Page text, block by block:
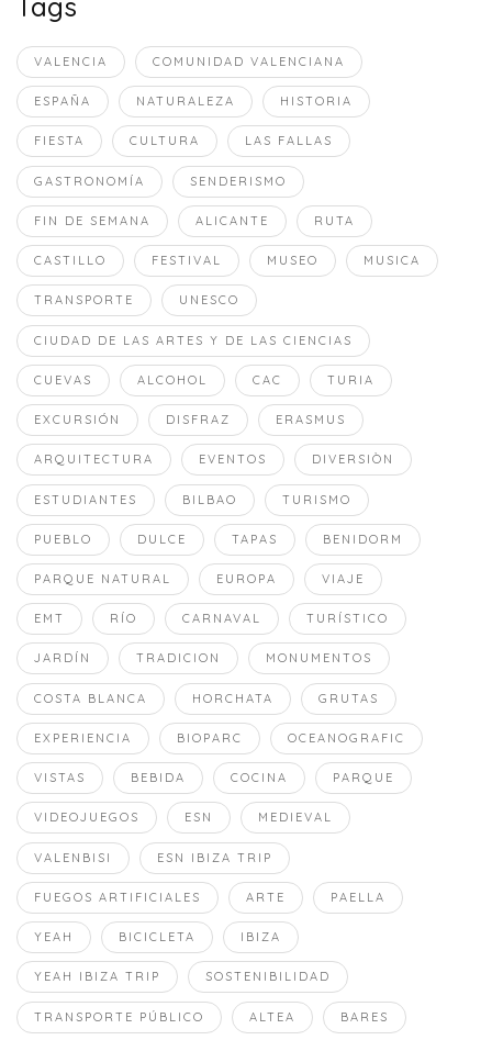
VALENCIA COMUNIDAD VALENCIANA
ESPAÑA NATURALEZA HISTORIA
FIESTA CULTURA LAS FALLAS
GASTRONOMÍA SENDERISMO
FIN DE SEMANA ALICANTE RUTA
CASTILLO FESTIVAL MUSEO MUSICA
TRANSPORTE UNESCO
CIUDAD DE LAS ARTES Y DE LAS CIENCIAS
CUEVAS ALCOHOL CAC TURIA
EXCURSIÓN DISFRAZ ERASMUS
ARQUITECTURA EVENTOS DIVERSIÒN
ESTUDIANTES BILBAO TURISMO
PUEBLO DULCE TAPAS BENIDORM
PARQUE NATURAL EUROPA VIAJE
EMT RÍO CARNAVAL TURÍSTICO
JARDÍN TRADICION MONUMENTOS
COSTA BLANCA HORCHATA GRUTAS
EXPERIENCIA BIOPARC OCEANOGRAFIC
VISTAS BEBIDA COCINA PARQUE
VIDEOJUEGOS ESN MEDIEVAL
VALENBISI ESN IBIZA TRIP
FUEGOS ARTIFICIALES ARTE PAELLA
YEAH BICICLETA IBIZA
YEAH IBIZA TRIP SOSTENIBILIDAD
TRANSPORTE PÚBLICO ALTEA BARES